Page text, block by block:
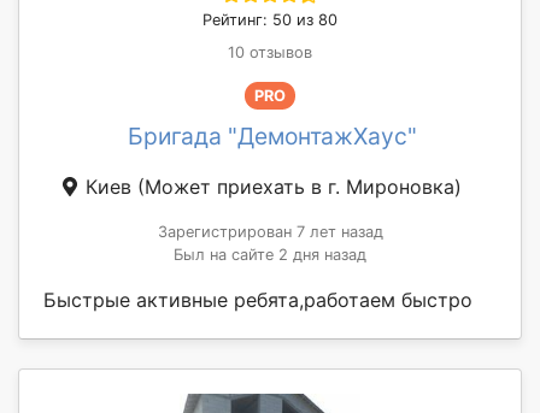
Рейтинг: 50 из 80
10 отзывов
PRO
Бригада "ДемонтажХаус"
Киев (Может приехать в г. Мироновка)
Зарегистрирован 7 лет назад
Был на сайте 2 дня назад
Быстрые активные ребята,работаем быстро